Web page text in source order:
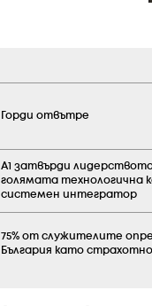
Горди отвътре
А1 затвърди
голямата технологична
системен интегратор
75% от служителите
България като